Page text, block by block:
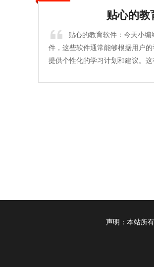
贴心的教
贴心的教育软件：今天小
件，这些软件通常能够根据用户
提供个性化的学习计划和建议。
声明：本站所